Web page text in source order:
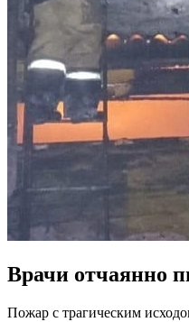
Врачи отчаянно
Пожар с трагическим